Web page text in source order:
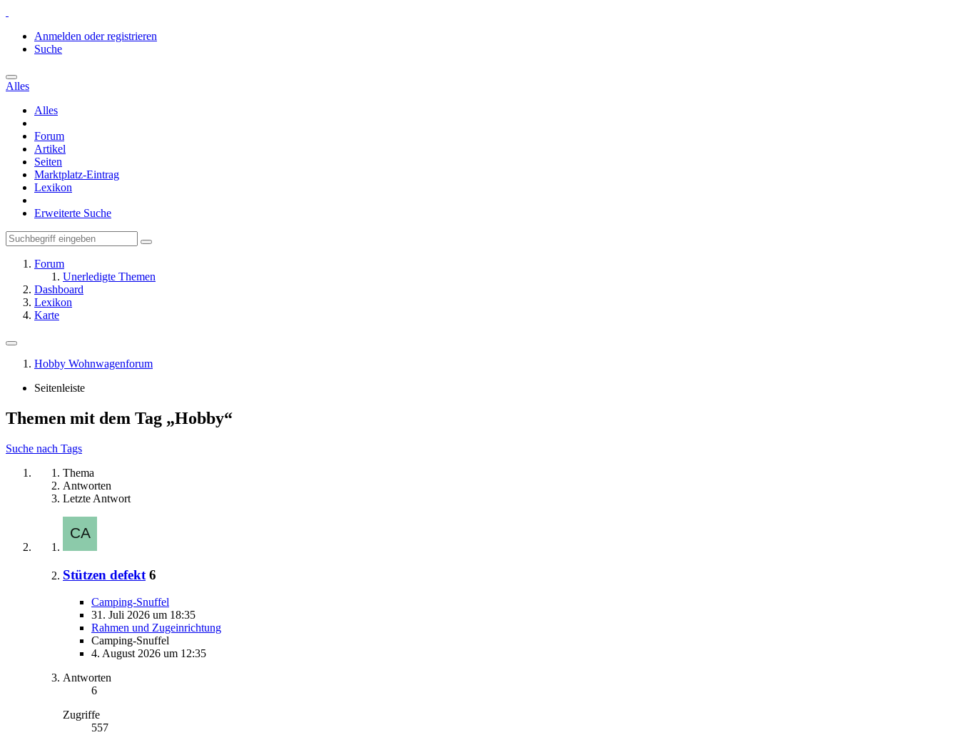
Anmelden oder registrieren
Suche
Alles
Alles
Forum
Artikel
Seiten
Marktplatz-Eintrag
Lexikon
Erweiterte Suche
Forum
Unerledigte Themen
Dashboard
Lexikon
Karte
Hobby Wohnwagenforum
Seitenleiste
Themen mit dem Tag „Hobby“
Suche nach Tags
Thema
Antworten
Letzte Antwort
Stützen defekt 6
Camping-Snuffel
31. Juli 2026 um 18:35
Rahmen und Zugeinrichtung
Camping-Snuffel
4. August 2026 um 12:35
Antworten
6
Zugriffe
557